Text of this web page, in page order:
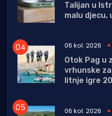
Talijan u
malu
06 kol. 2026
Otok Pag u
vrhunske
litnje igre
06 kol. 2026